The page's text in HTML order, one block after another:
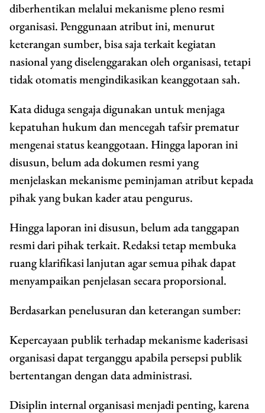
diberhentikan melalui mekanisme pleno resmi
organisasi. Penggunaan atribut ini, menurut
keterangan sumber, bisa saja terkait kegiatan
nasional yang diselenggarakan oleh organisasi, tetapi
tidak otomatis mengindikasikan keanggotaan sah.
Kata diduga sengaja digunakan untuk menjaga
kepatuhan hukum dan mencegah tafsir prematur
mengenai status keanggotaan. Hingga laporan ini
disusun, belum ada dokumen resmi yang
menjelaskan mekanisme peminjaman atribut kepada
pihak yang bukan kader atau pengurus.
Hingga laporan ini disusun, belum ada tanggapan
resmi dari pihak terkait. Redaksi tetap membuka
ruang klarifikasi lanjutan agar semua pihak dapat
menyampaikan penjelasan secara proporsional.
Berdasarkan penelusuran dan keterangan sumber:
Kepercayaan publik terhadap mekanisme kaderisasi
organisasi dapat terganggu apabila persepsi publik
bertentangan dengan data administrasi.
Disiplin internal organisasi menjadi penting, karena